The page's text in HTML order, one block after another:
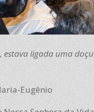
estava ligada uma
Eugênio